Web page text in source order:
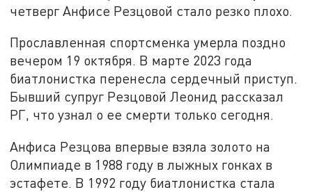
четверг Анфисе Резцовой стало резко плохо.
Прославленная спортсменка умерла поздно
вечером 19 октября. В марте 2023 года
биатлонистка перенесла сердечный приступ.
Бывший супруг Резцовой Леонид рассказал
РГ, что узнал о ее смерти только сегодня.
Анфиса Резцова впервые взяла золото на
Олимпиаде в 1988 году в лыжных гонках в
эстафете. В 1992 году биатлонистка стала